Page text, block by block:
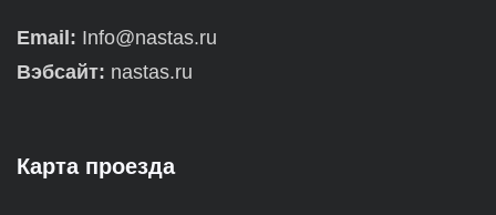
Email: Info@nastas.ru
Вэбсайт: nastas.ru
Карта проезда